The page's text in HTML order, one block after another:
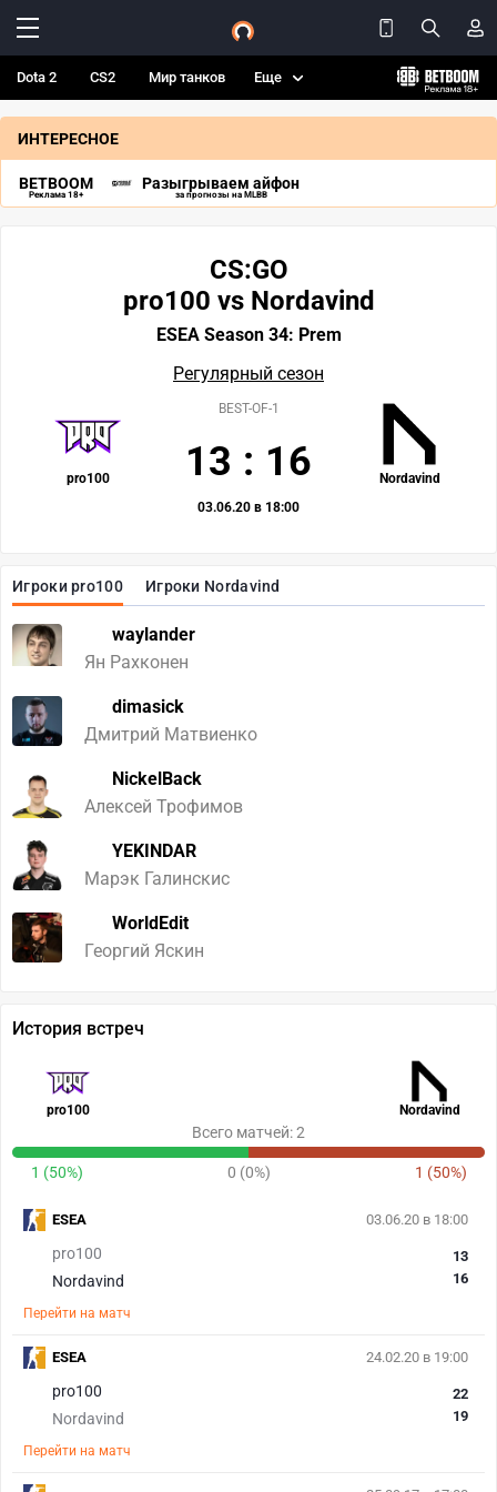
Dota 2 CS2 Мир танков Еще
ИНТЕРЕСНОЕ
BETBOOM
Реклама 18+
Разыгрываем айфон
за прогнозы на MLBB
Игроки pro100 Игроки Nordavind
waylander
Ян Рахконен
dimasick
Дмитрий Матвиенко
NickelBack
Алексей Трофимов
YEKINDAR
Марэк Галинскис
WorldEdit
Георгий Яскин
CS:GO
pro100 vs Nordavind
ESEA Season 34: Prem
Регулярный сезон
pro100 Nordavind
BEST-OF-1
13 : 16
03.06.20 в 18:00
История встреч
pro100 Nordavind
Всего матчей: 2
1 (50%) 0 (0%) 1 (50%)
03.06.20 в 18:00
pro100
Nordavind
13
16
Перейти на матч
ESEA
24.02.20 в 19:00
pro100
Nordavind
22
19
Перейти на матч
ESEA